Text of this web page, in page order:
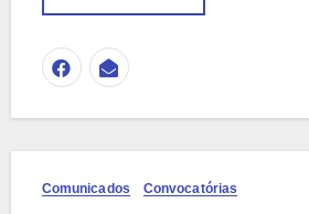
Comunicados Convocatórias